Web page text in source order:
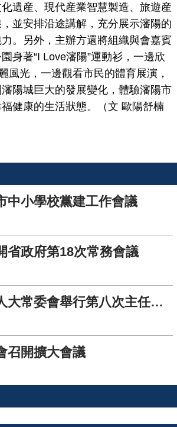
遺産、現代産業智慧製造、旅遊産
並安排沿途講解，充分展示瀋陽的
。另外，主辦方還將組織與會嘉賓
身著“I Love瀋陽”運動衫，一邊欣
風光，一邊觀看市民的體育展演，
陽城巨大的發展變化，體驗瀋陽市
健康的生活狀態。（文 歐陽舒楠
中小學校黨建工作會議
省政府第18次常務會議
瀋陽市十六屆人大常委會舉行第八次主任會議
召開擴大會議